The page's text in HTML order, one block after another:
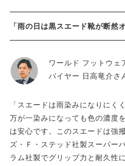
「雨の日は黒スエード靴が断然
ワールド フットウェ
バイヤー 日高竜介さ
「スエードは雨染みになりにく
万が一染みになっても色の濃度
は安心です。このスエードは強
ズ・Ｆ・ステッド社製スーパー
ラム社製でグリップ力と耐久性